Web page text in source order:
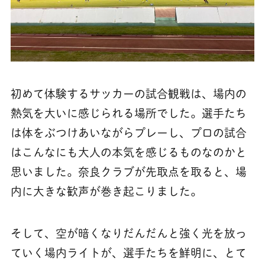
初めて体験するサッカーの試合観戦は、場内の
熱気を大いに感じられる場所でした。選手たち
は体をぶつけあいながらプレーし、プロの試合
はこんなにも大人の本気を感じるものなのかと
思いました。奈良クラブが先取点を取ると、場
内に大きな歓声が巻き起こりました。
そして、空が暗くなりだんだんと強く光を放っ
ていく場内ライトが、選手たちを鮮明に、とて